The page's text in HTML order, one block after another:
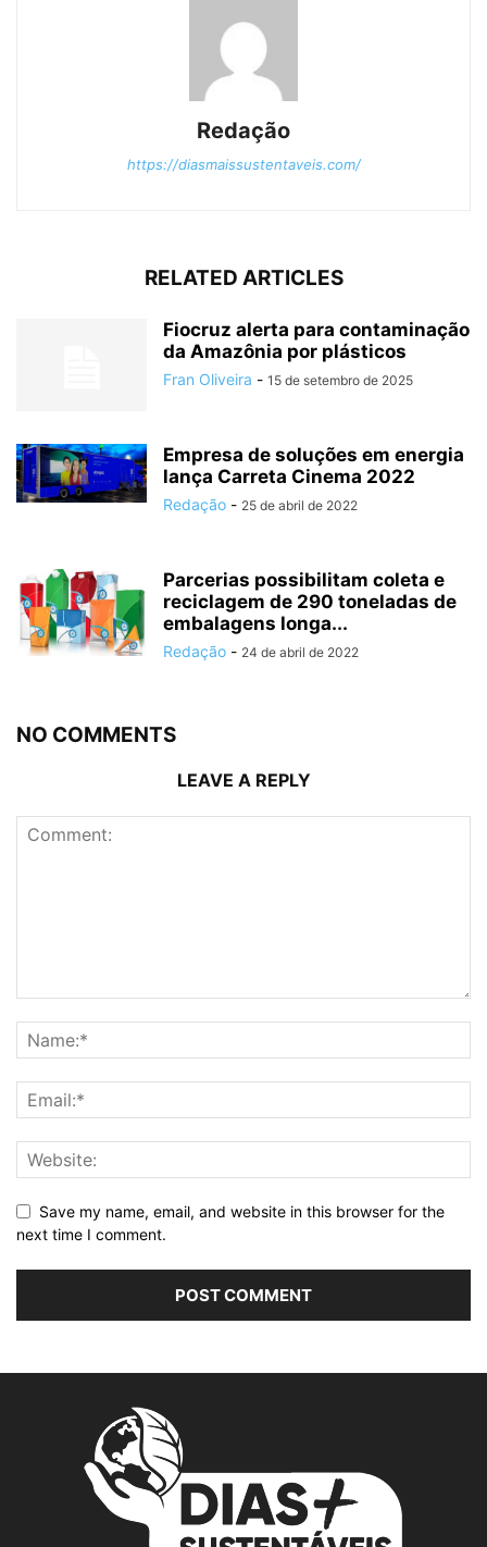
Redação
https://diasmaissustentaveis.com/
RELATED ARTICLES
Fiocruz alerta para contaminação
da Amazônia por plásticos
Fran Oliveira - 15 de setembro de 2025
Empresa de soluções em energia
lança Carreta Cinema 2022
Redação - 25 de abril de 2022
Parcerias possibilitam coleta e
reciclagem de 290 toneladas de
embalagens longa...
Redação - 24 de abril de 2022
NO COMMENTS
LEAVE A REPLY
Save my name, email, and website in this browser for the
next time I comment.